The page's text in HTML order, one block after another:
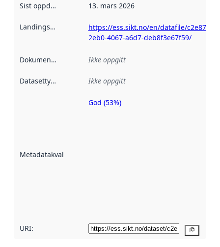
Sist oppdatert 13. mars 2026
Landingsside
https://ess.sikt.no/en/datafile/c2e8746f-
2eb0-4067-a6d7-deb8f3e67f59/
Dokumentasjon Ikke oppgitt
Datasettype Ikke oppgitt
Metadatakvalitet
Metadatakvalitet
God (53%)
URI: